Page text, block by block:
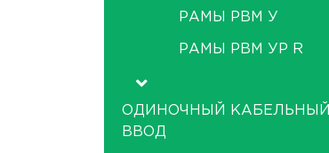
РАМЫ РВМ У
РАМЫ РВМ УР R
ОДИНОЧНЫЙ КАБЕЛЬНЫЙ
ВВОД